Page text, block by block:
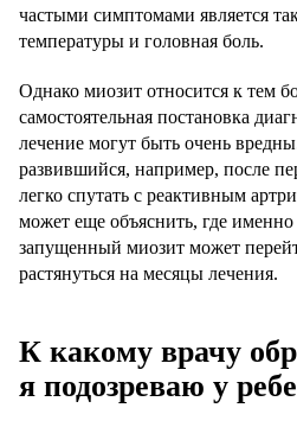
частыми симптомами является
температуры и головная боль.
Однако миозит относится к тем
самостоятельная постановка
лечение могут быть очень
развившийся, например, после
легко спутать с реактивным
может еще объяснить, где
запущенный миозит может
растянуться на месяцы лечения.
К какому врачу
я подозреваю у